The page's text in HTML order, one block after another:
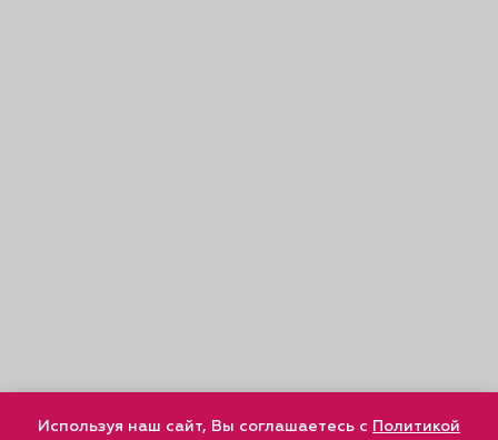
Используя наш сайт, Вы соглашаетесь с Политикой